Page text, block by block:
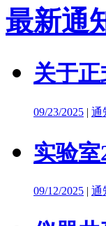
最新通
关于
09/23/2025 | 通
实验
09/12/2025 | 通